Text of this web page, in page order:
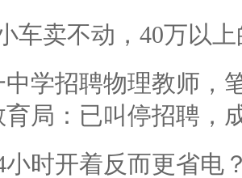
车卖不动，40万以
学招聘物理教师，
育局：已叫停招聘，
小时开着反而更省电